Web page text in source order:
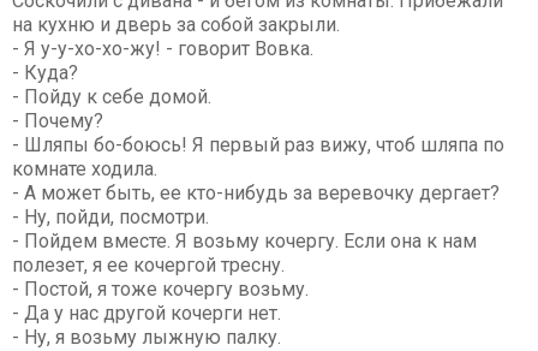
на кухню и дверь за собой закрыли.
- Я у-у-хо-хо-жу! - говорит Вовка.
- Куда?
- Пойду к себе домой.
- Почему?
- Шляпы бо-боюсь! Я первый раз вижу, чтоб шляпа по
комнате ходила.
- А может быть, ее кто-нибудь за веревочку дергает?
- Ну, пойди, посмотри.
- Пойдем вместе. Я возьму кочергу. Если она к нам
полезет, я ее кочергой тресну.
- Постой, я тоже кочергу возьму.
- Да у нас другой кочерги нет.
- Ну, я возьму лыжную палку.